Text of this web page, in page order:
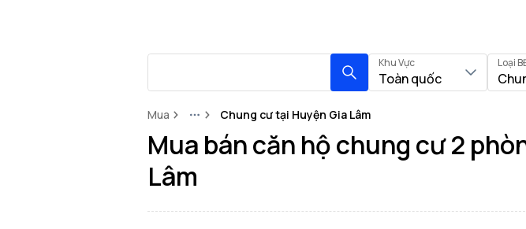
Khu Vực
Toàn quốc
Loại
Mua MoreChung cư tại Huyện Gia Lâm
Mua bán căn hộ chung cư 2
Lâm